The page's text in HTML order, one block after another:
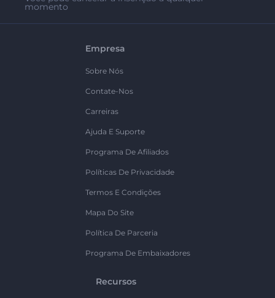
momento
Empresa
Sobre Nós
Contate-Nos
Carreiras
Ajuda E Suporte
Programa De Afiliados
Políticas De Privacidade
Termos E Condições
Mapa Do Site
Política De Parceria
Programa De Embaixadores
Recursos